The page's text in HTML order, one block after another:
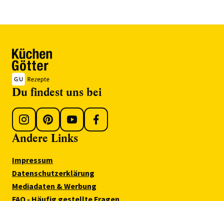
Du findest uns bei
Andere Links
Impressum
Datenschutzerklärung
Mediadaten & Werbung
FAQ - Häufig gestellte Fragen